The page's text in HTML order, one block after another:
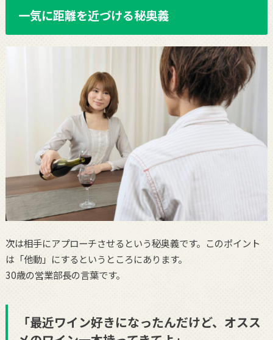
一気に距離を近づける秘奥義
次は相手にアプローチさせるという秘奥義です。このポイント
は「他動」にするというところにあります。
30歳の営業部長の言葉です。
「最近ワイン好きになったんだけど、オスス